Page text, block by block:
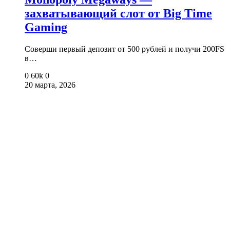
захватывающий слот от Big Time
Gaming
Соверши первый депозит от 500 рублей и получи 200FS
в…
0 60k 0
20 марта, 2026